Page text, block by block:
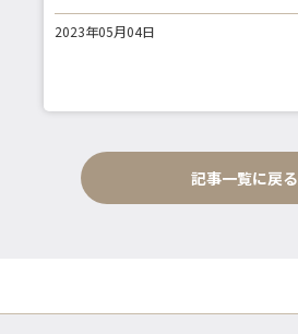
2023年05月04日
記事一覧に戻る